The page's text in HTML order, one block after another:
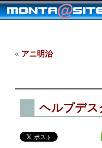
« アニ明治
ヘルプデス